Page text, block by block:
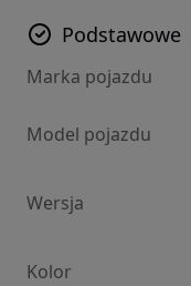
Podstawowe
Marka pojazdu
Model pojazdu
Wersja
Kolor